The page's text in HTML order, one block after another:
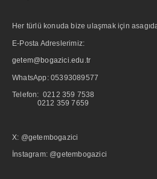
Her türlü konuda bize ulaşmak için
E-Posta Adreslerimiz:
getem@bogazici.edu.tr
WhatsApp: 05393089577
Telefon: 0212 359 7538
0212 359 7659
X: @getembogazici
İnstagram: @getembogazici